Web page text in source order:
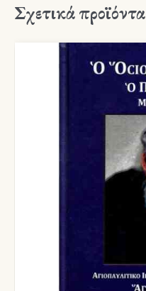
Σχετικά προϊόντα